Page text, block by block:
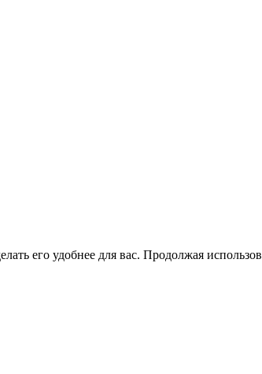
его удобнее для вас. Продолжая